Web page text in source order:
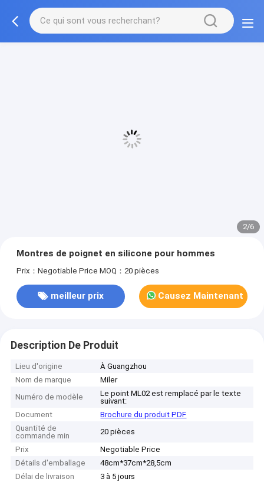
2/6
Montres de poignet en silicone pour hommes
Prix：Negotiable Price MOQ：20 pièces
meilleur prix Causez Maintenant
Description De Produit
Lieu d'origine
À Guangzhou
Nom de marque
Miler
Numéro de modèle
Le point ML02 est remplacé par le texte
suivant:
Document
Brochure du produit PDF
Quantité de
commande min
20 pièces
Prix
Negotiable Price
Détails d'emballage
48cm*37cm*28,5cm
Délai de livraison
3 à 5 jours